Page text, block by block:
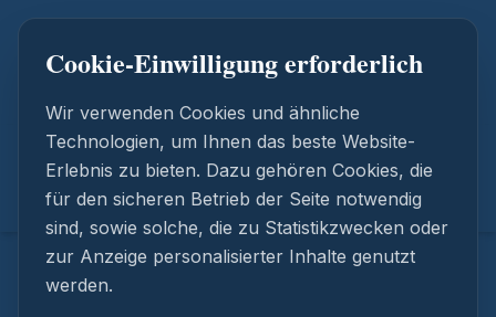
Cookie-Einwilligung erforderlich
Wir verwenden Cookies und ähnliche
Technologien, um Ihnen das beste Website-
Erlebnis zu bieten. Dazu gehören Cookies, die
für den sicheren Betrieb der Seite notwendig
sind, sowie solche, die zu Statistikzwecken oder
zur Anzeige personalisierter Inhalte genutzt
werden.
Zum Hauptinhalt springen